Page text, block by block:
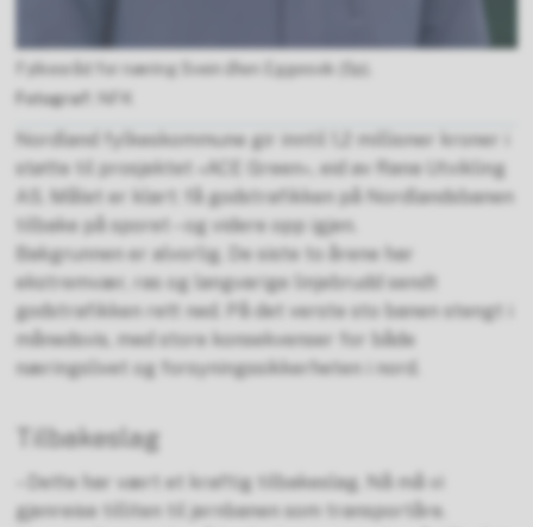
Fylkesråd for næring Svein Øien Eggesvik (Sp).
Nordland fylkeskommune gir inntil 1,2 millioner kroner i
støtte til prosjektet «ACE Green», eid av Rana Utvikling
AS. Målet er klart: få godstrafikken på Nordlandsbanen
tilbake på sporet – og videre opp igjen.
Bakgrunnen er alvorlig. De siste to årene har
ekstremvær, ras og langvarige linjebrudd sendt
godstrafikken rett ned. På det verste sto banen stengt i
månedsvis, med store konsekvenser for både
næringslivet og forsyningssikkerheten i nord.
Tilbakeslag
– Dette har vært et kraftig tilbakeslag. Nå må vi
gjenreise tilliten til jernbanen som transportåre.